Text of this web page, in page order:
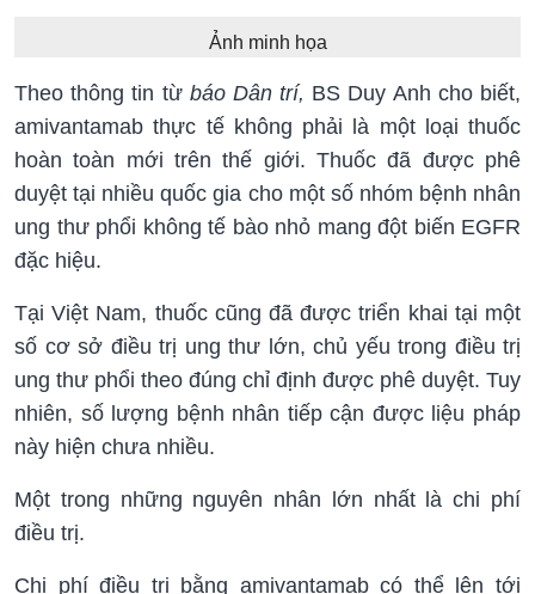
Ảnh minh họa
Theo thông tin từ báo Dân trí, BS Duy Anh cho biết,
amivantamab thực tế không phải là một loại thuốc
hoàn toàn mới trên thế giới. Thuốc đã được phê
duyệt tại nhiều quốc gia cho một số nhóm bệnh nhân
ung thư phổi không tế bào nhỏ mang đột biến EGFR
đặc hiệu.
Tại Việt Nam, thuốc cũng đã được triển khai tại một
số cơ sở điều trị ung thư lớn, chủ yếu trong điều trị
ung thư phổi theo đúng chỉ định được phê duyệt. Tuy
nhiên, số lượng bệnh nhân tiếp cận được liệu pháp
này hiện chưa nhiều.
Một trong những nguyên nhân lớn nhất là chi phí
điều trị.
Chi phí điều trị bằng amivantamab có thể lên tới